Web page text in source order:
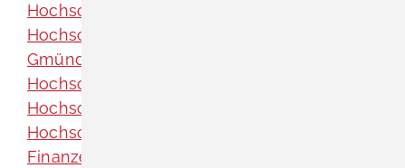
Hochschule für Forstwirtschaft Rottenburg
Hochschule für Gestaltung Schwäbisch
Gmünd
Hochschule für Musik Karlsruhe
Hochschule für öffentliche Verwaltung Kehl
Hochschule für öffentliche Verwaltung und
Finanzen Ludwigsburg